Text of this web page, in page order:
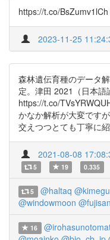
https://t.co/
2023-11-25
森林遺伝育種のデータ
定。津田 2021（日本語
https://t.co/
かなか解析が大変です
交えつつとても丁寧に
2021-08-08
5 19 0.335
5 @haltaq
@windowmoon
16